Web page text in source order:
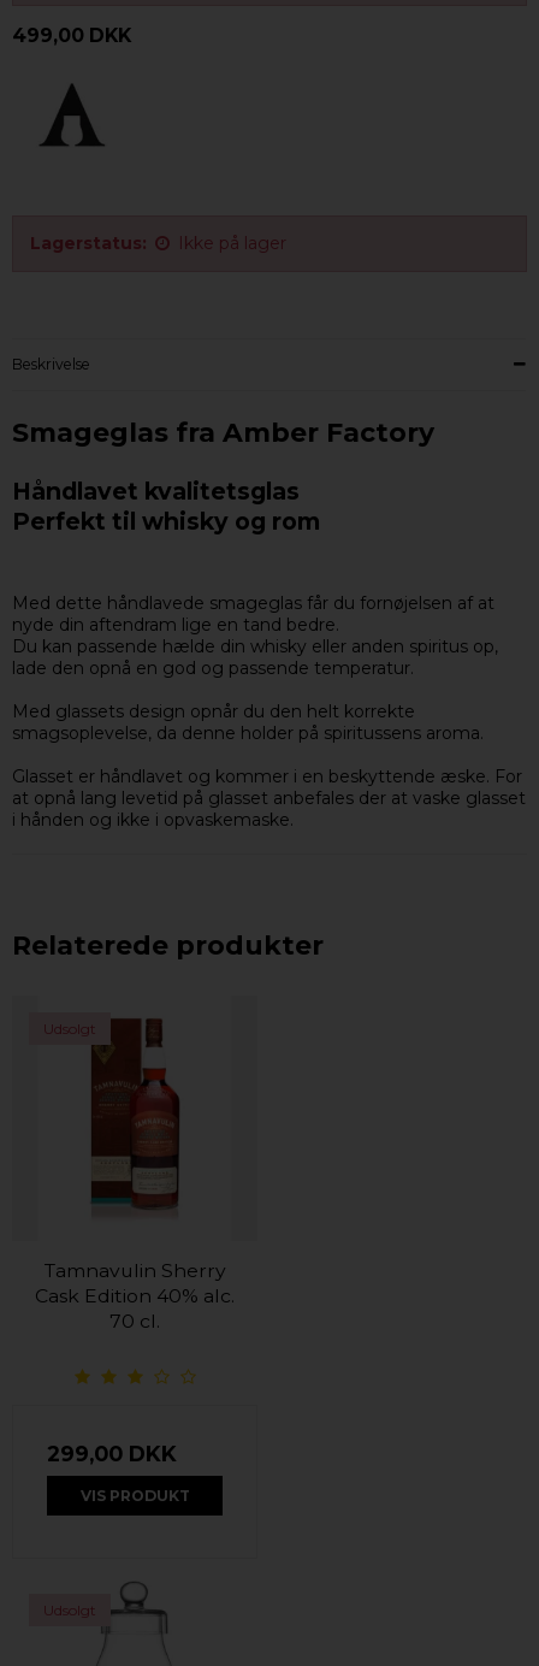
499,00 DKK
Lagerstatus: Ikke på lager
Beskrivelse
Smageglas fra Amber Factory
Håndlavet kvalitetsglas
Perfekt til whisky og rom
Med dette håndlavede smageglas får du fornøjelsen af at
nyde din aftendram lige en tand bedre.
Du kan passende hælde din whisky eller anden spiritus op,
lade den opnå en god og passende temperatur.
Med glassets design opnår du den helt korrekte
smagsoplevelse, da denne holder på spiritussens aroma.
Glasset er håndlavet og kommer i en beskyttende æske. For
at opnå lang levetid på glasset anbefales der at vaske glasset
i hånden og ikke i opvaskemaske.
Relaterede produkter
Udsolgt
Tamnavulin Sherry
Cask Edition 40% alc.
70 cl.
299,00 DKK
VIS PRODUKT
Udsolgt